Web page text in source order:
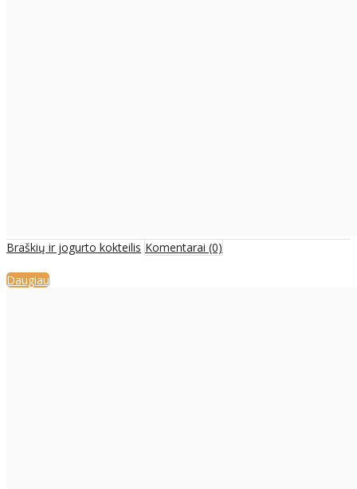
Braškių ir jogurto kokteilis Komentarai (0)
Daugiau